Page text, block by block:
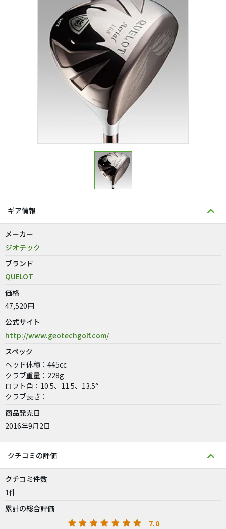
ギア情報
メーカー
ジオテック
ブランド
QUELOT
価格
47,520円
公式サイト
http://www.geotechgolf.com/
スペック
ヘッド体積：445cc
クラブ重量：228g
ロフト角：10.5、11.5、13.5°
クラブ長さ：
商品発売日
2016年9月2日
クチコミの評価
クチコミ件数
1件
累計の総合評価
7.0